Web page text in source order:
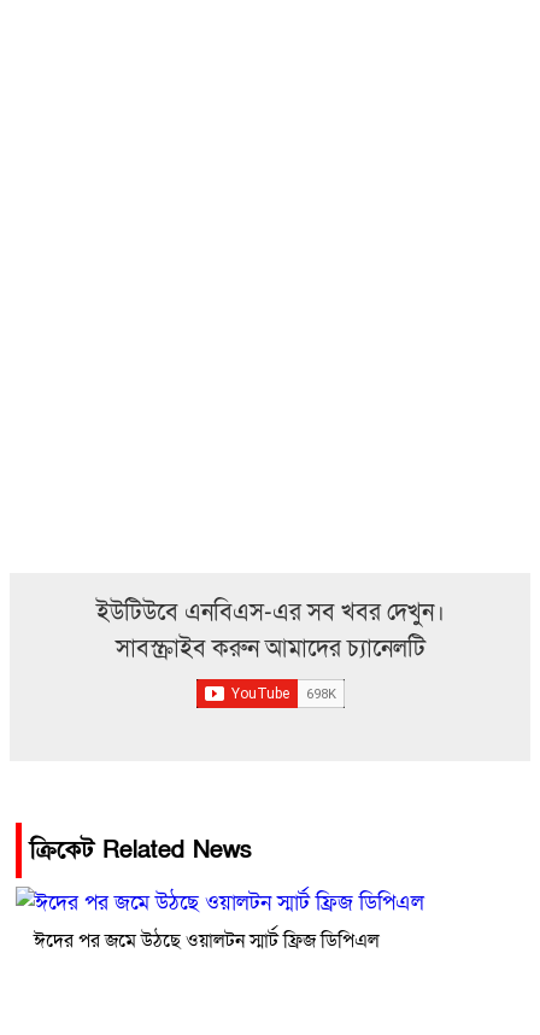
ইউটিউবে এনবিএস-এর সব খবর দেখুন।
সাবস্ক্রাইব করুন আমাদের চ্যানেলটি
ক্রিকেট Related News
ঈদের পর জমে উঠছে ওয়ালটন স্মার্ট ফ্রিজ ডিপিএল